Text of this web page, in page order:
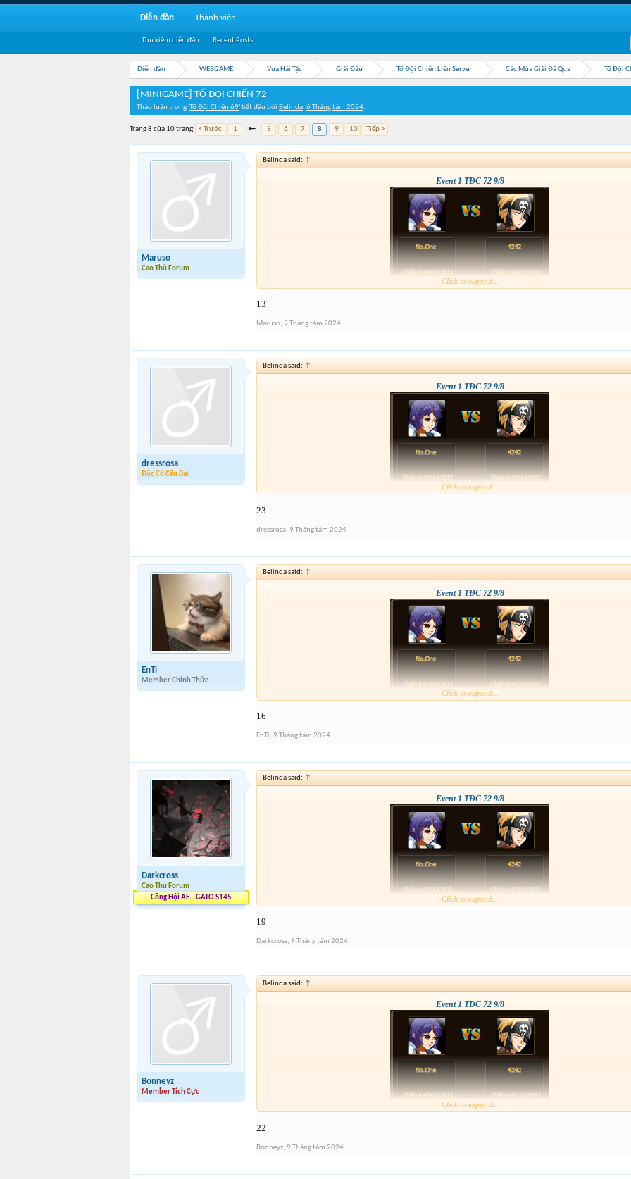
Diễn đàn WEBGAME Vua Hải Tặc Giải Đấu Tổ Đội Chiến Liên Server Các Mùa Giải Đã Qua Tổ Đội
[MINIGAME] TỔ ĐỘI CHIẾN 72
Thảo luận trong 'Tổ Đội Chiến 69' bắt đầu bởi Belinda, 6 Tháng tám 2024.
Trang 8 của 10 trang < Trước 1 ← 5 6 7 8 9 10 Tiếp >
Maruso
Cao Thủ Forum
Belinda said: ↑
Event 1 TĐC 72 9/8
Click to expand...
13
Maruso, 9 Tháng tám 2024
dressrosa
Độc Cô Cầu Bại
Belinda said: ↑
Event 1 TĐC 72 9/8
Click to expand...
23
dressrosa, 9 Tháng tám 2024
EnTi
Member Chính Thức
Belinda said: ↑
Event 1 TĐC 72 9/8
Click to expand...
16
EnTi, 9 Tháng tám 2024
Darkcross
Cao Thủ Forum
Công Hội AE...GATO.S145
Belinda said: ↑
Event 1 TĐC 72 9/8
Click to expand...
19
Darkcross, 9 Tháng tám 2024
Bonneyz
Member Tích Cực
Belinda said: ↑
Event 1 TĐC 72 9/8
Click to expand...
22
Bonneyz, 9 Tháng tám 2024
Diễn đàn
Tìm kiếm diễn đàn Recent Posts
Thành viên